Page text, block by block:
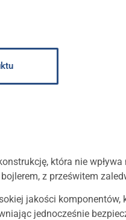
która nie
z prześwitem
jakości
jednocześnie